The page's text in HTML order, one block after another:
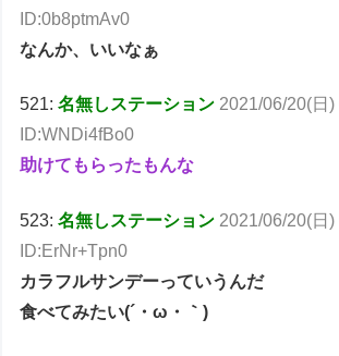
ID:0b8ptmAv0
なんか、いいなぁ
521:名無しステーション2021/06/20(日)
ID:WNDi4fBo0
助けてもらったもんな
523:名無しステーション 2021/06/20(日
ID:ErNr+Tpn0
カラフルサンデーっていうんだ
食べてみたい(´・ω・｀)